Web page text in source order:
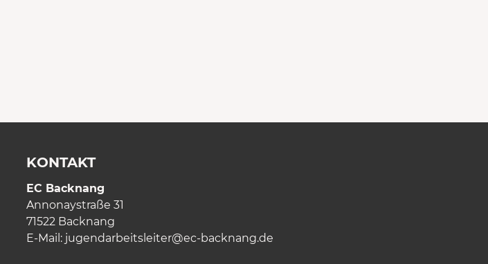
KONTAKT
EC Backnang
Annonaystraße 31
71522 Backnang
E-Mail: jugendarbeitsleiter@ec-backnang.de